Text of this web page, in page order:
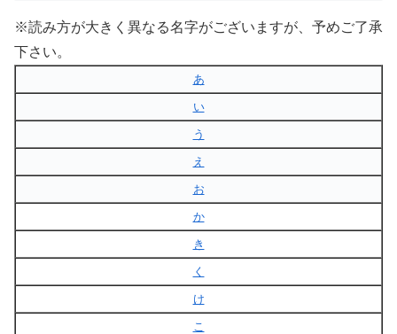
※読み方が大きく異なる名字がございますが、予めご了承
下さい。
あ
い
う
え
お
か
き
く
け
こ